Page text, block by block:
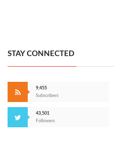
STAY CONNECTED
9,455
Subscribers
43,501
Followers